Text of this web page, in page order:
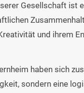
Gesellschaft ist
und ihrem
haben sich
sondern eine